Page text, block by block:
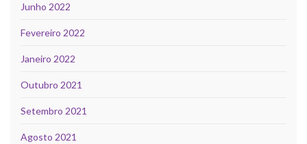
Junho 2022
Fevereiro 2022
Janeiro 2022
Outubro 2021
Setembro 2021
Agosto 2021